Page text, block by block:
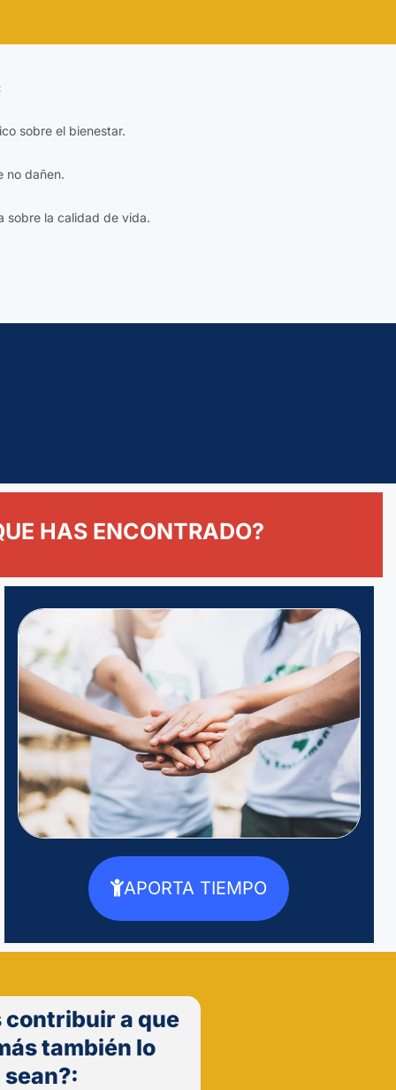
sobre el bienestar.
no dañen.
sobre la calidad de vida.
HAS ENCONTRADO?
APORTA TIEMPO
contribuir a que
también lo
sean?: